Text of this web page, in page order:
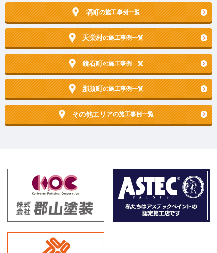
塙町の施工事例一覧
天栄村の施工事例一覧
鏡石町の施工事例一覧
那須町の施工事例一覧
その他エリアの施工事例一覧